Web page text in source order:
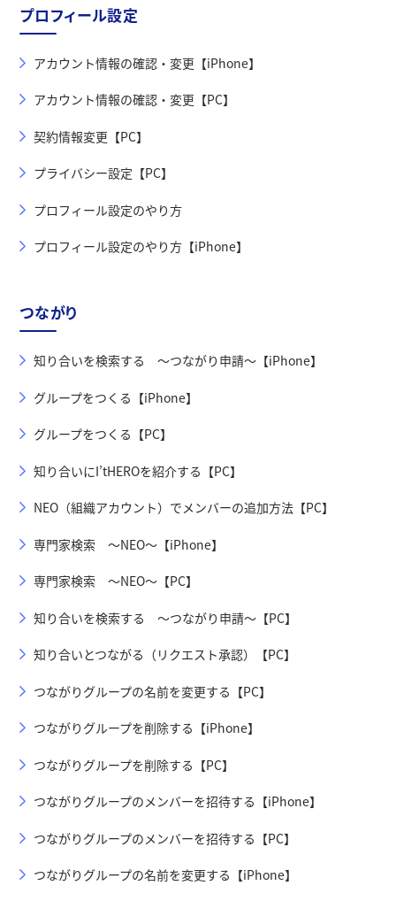
プロフィール設定
アカウント情報の確認・変更【iPhone】
アカウント情報の確認・変更【PC】
契約情報変更【PC】
プライバシー設定【PC】
プロフィール設定のやり方
プロフィール設定のやり方【iPhone】
つながり
知り合いを検索する ～つながり申請～【iPhone】
グループをつくる【iPhone】
グループをつくる【PC】
知り合いにI’tHEROを紹介する【PC】
NEO（組織アカウント）でメンバーの追加方法【PC】
専門家検索 ～NEO～【iPhone】
専門家検索 ～NEO～【PC】
知り合いを検索する ～つながり申請～【PC】
知り合いとつながる（リクエスト承認）【PC】
つながりグループの名前を変更する【PC】
つながりグループを削除する【iPhone】
つながりグループを削除する【PC】
つながりグループのメンバーを招待する【iPhone】
つながりグループのメンバーを招待する【PC】
つながりグループの名前を変更する【iPhone】